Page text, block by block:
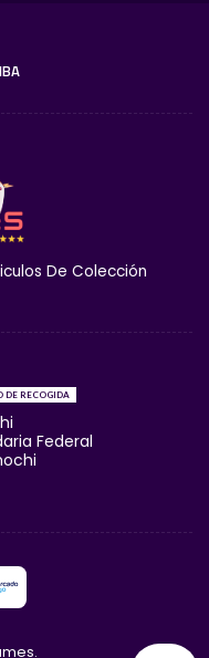
De Colección
DE RECOGIDA
Federal